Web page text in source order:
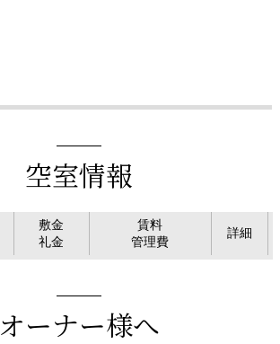
空室情報
敷金
礼金
賃料
管理費
詳細
オーナー様へ